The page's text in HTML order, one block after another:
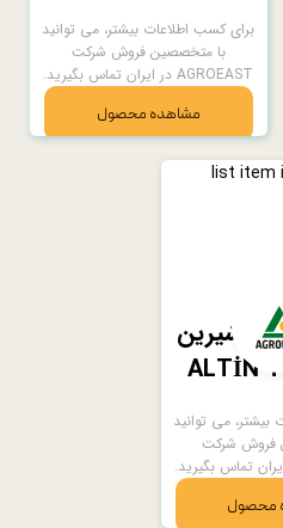
برای کسب اطلاعات بيشتر، می توانید
با متخصصين فروش شركت
AGROEAST در ايران تماس بگیرید.
مشاهده محصول
شيرين
می توانید
فروش شركت
محصول